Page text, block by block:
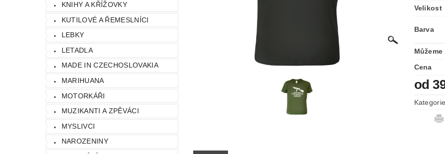
KNIHY A KŘÍŽOVKY
KUTILOVÉ A ŘEMESLNÍCI
LEBKY
LETADLA
MADE IN CZECHOSLOVAKIA
MARIHUANA
MOTORKÁŘI
MUZIKANTI A ZPĚVÁCI
MYSLIVCI
NAROZENINY
Velikost
Barva
Cena
od